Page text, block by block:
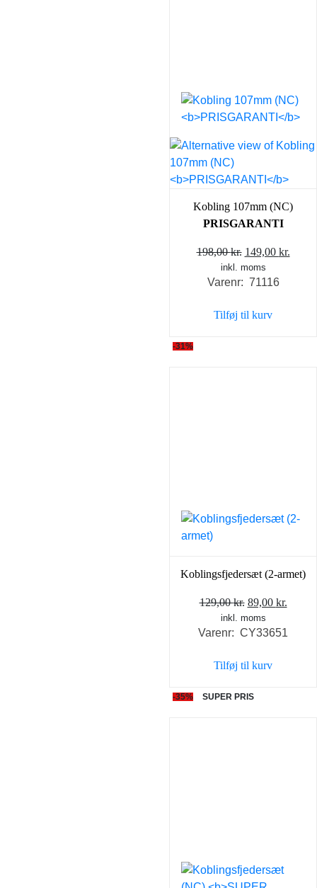
Kobling 107mm (NC)
PRISGARANTI
198,00kr. Den
oprindelige
pris
198,00 kr..
149,00 kr.
inkl. moms
Varenr: 71116
Tilføj til kurv
-31%
Koblingsfjedersæt (2-armet)
129,00kr. Den
oprindelige
pris
129,00 kr..
89,00 kr.
pris
inkl. moms
Varenr: CY33651
Tilføj til kurv
-35% SUPER PRIS